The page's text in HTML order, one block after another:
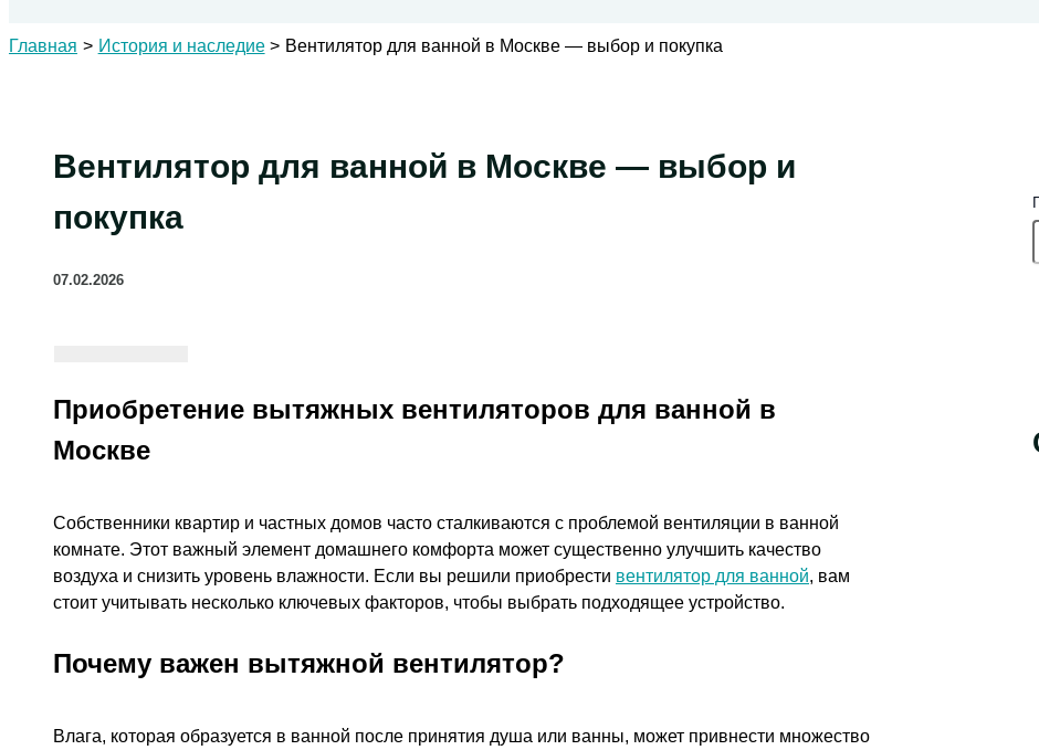
Главная История и наследие Вентилятор для ванной в Москве — выбор и покупка
Вентилятор для ванной в Москве — выбор и
покупка
07.02.2026
Приобретение вытяжных вентиляторов для ванной в
Москве
Собственники квартир и частных домов часто сталкиваются с проблемой вентиляции в ванной
комнате. Этот важный элемент домашнего комфорта может существенно улучшить качество
воздуха и снизить уровень влажности. Если вы решили приобрести вентилятор для ванной, вам
стоит учитывать несколько ключевых факторов, чтобы выбрать подходящее устройство.
Почему важен вытяжной вентилятор?
Влага, которая образуется в ванной после принятия душа или ванны, может привнести множество